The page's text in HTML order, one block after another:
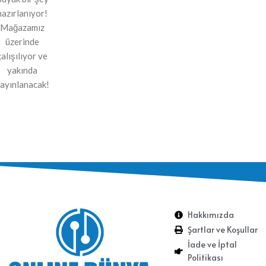
Mağazamız
üzerinde
ve
yakında
Hakkımızda
Şartlar ve Koşullar
İade ve İptal
Politikası